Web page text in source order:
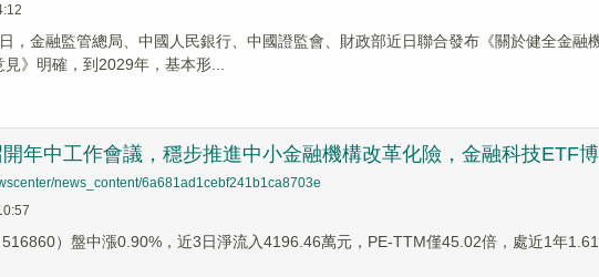
日，金融監管總局、中國人民銀行、中國證監會、財政部近日聯合發布《關於健全金融
》明確，到2029年，基本形...
年中工作會議，穩步推進中小金融機構改革化險，金融科技ETF
news_content/6a681ad1cebf241b1ca8703e
）盤中漲0.90%，近3日淨流入4196.46萬元，PE-TTM僅45.02倍，處近1年